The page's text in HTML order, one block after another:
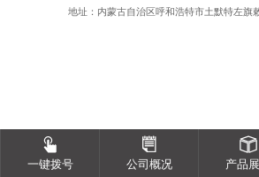
地址：内蒙古自治区呼和浩特市土默特左旗
一键拨号 公司概况 产品